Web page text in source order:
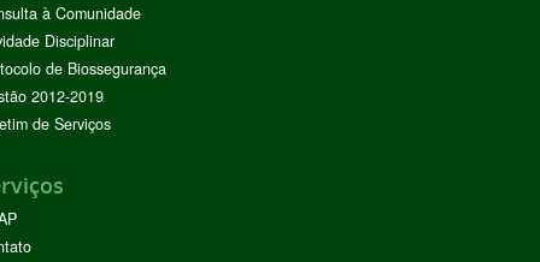
à Comunidade
Disciplinar
de Biossegurança
2012-2019
de Serviços